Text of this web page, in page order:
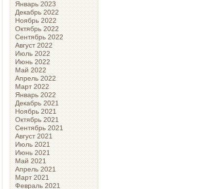
Январь 2023
Декабрь 2022
Ноябрь 2022
Октябрь 2022
Сентябрь 2022
Август 2022
Июль 2022
Июнь 2022
Май 2022
Апрель 2022
Март 2022
Январь 2022
Декабрь 2021
Ноябрь 2021
Октябрь 2021
Сентябрь 2021
Август 2021
Июль 2021
Июнь 2021
Май 2021
Апрель 2021
Март 2021
Февраль 2021